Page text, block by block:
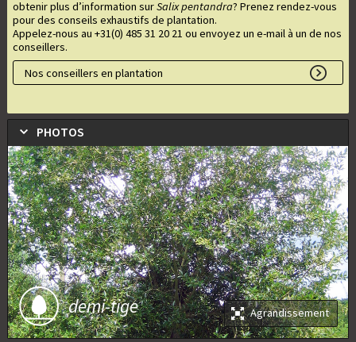
obtenir plus d’information surSalix pentandra? Prenez rendez-vous
pour des conseils exhaustifs de plantation.
Appelez-nous au +31(0) 485 31 20 21 ou envoyez un e-mail à un de nos
conseillers.
Nos conseillers en plantation
PHOTOS
Agrandissement
demi-tige